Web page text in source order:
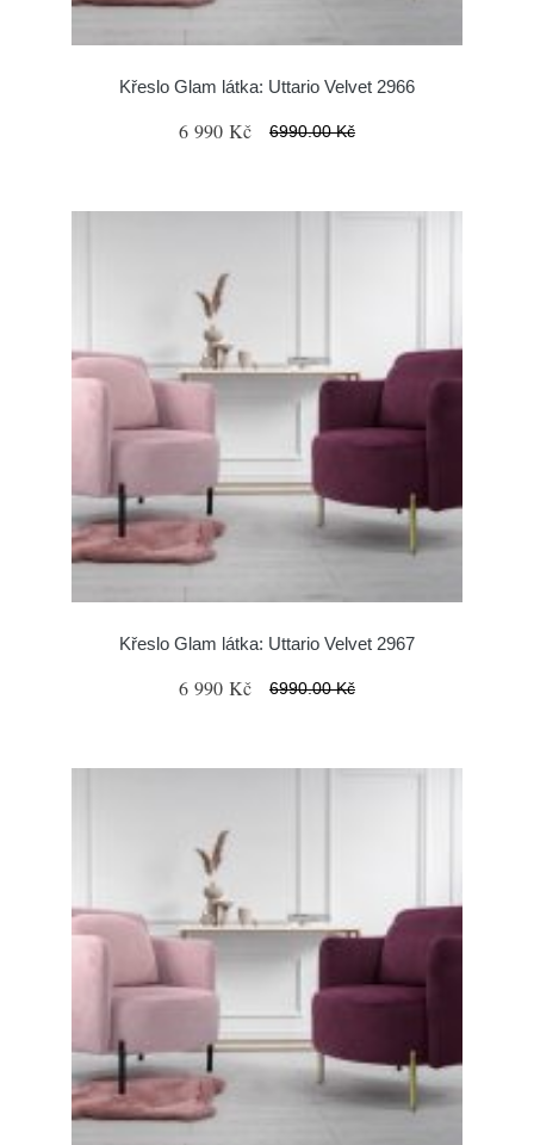
Křeslo Glam látka: Uttario Velvet 2966
6 990 Kč 6990.00 Kč
Křeslo Glam látka: Uttario Velvet 2967
6 990 Kč 6990.00 Kč